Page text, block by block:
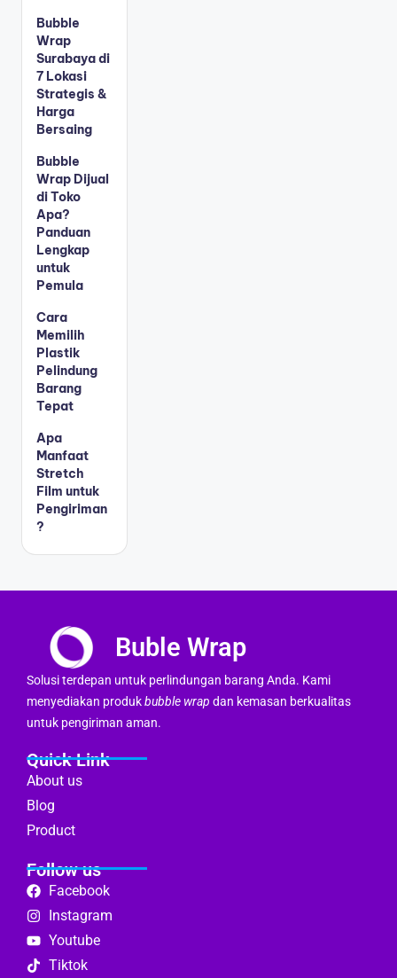
Bubble
Wrap
Surabaya di
7 Lokasi
Strategis &
Harga
Bersaing
Bubble
Wrap Dijual
di Toko
Apa?
Panduan
Lengkap
untuk
Pemula
Cara
Memilih
Plastik
Pelindung
Barang
Tepat
Apa
Manfaat
Stretch
Film untuk
Pengiriman
?
Buble Wrap
Solusi terdepan untuk perlindungan barang Anda. Kami
menyediakan produkbubble wrap dan kemasan berkualitas
untuk pengiriman aman.
Quick Link
About us
Blog
Product
Follow us
Facebook
Instagram
Youtube
Tiktok